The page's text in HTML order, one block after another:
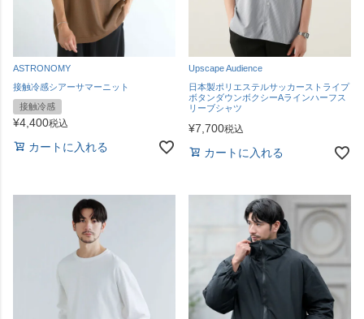
ASTRONOMY
接触冷感シアーサマーニット
接触冷感
¥4,400税込
カートに入れる
Upscape Audience
日本製ポリエステルサッカーストライプ
ボタンダウンボクシーAラインハーフス
リーブシャツ
¥7,700税込
カートに入れる